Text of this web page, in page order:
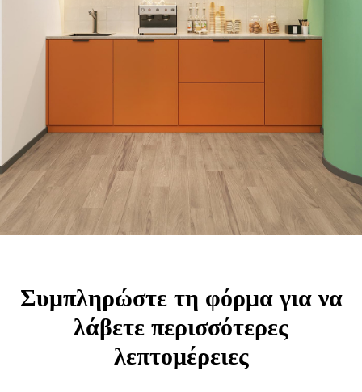
Συμπληρώστε τη φόρμα για να
λάβετε περισσότερες
λεπτομέρειες